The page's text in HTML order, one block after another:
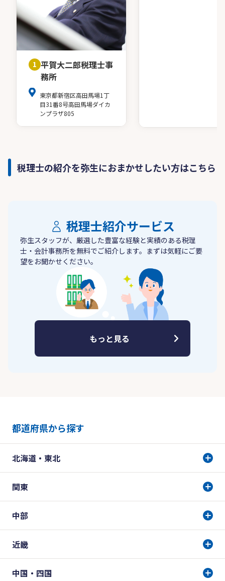
1 平賀大二郎税理士事
務所
東京都新宿区高田馬場1丁
目31番8号高田馬場ダイカ
ンプラザ805
税理士の紹介を弥生におまかせしたい方はこちら
税理士紹介サービス
弥生スタッフが、厳選した豊富な経験と実績のある税理
士・会計事務所を無料でご紹介します。まずは気軽にご要
望をお聞かせください。
もっと見る
都道府県から探す
北海道・東北
関東
中部
近畿
中国・四国